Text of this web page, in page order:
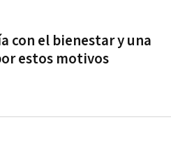
con el bienestar y una
estos motivos